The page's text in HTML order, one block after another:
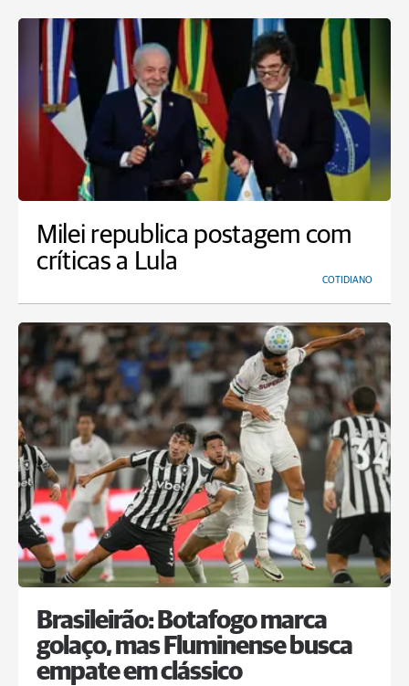
Milei republica postagem com
críticas a Lula
COTIDIANO
Brasileirão: Botafogo marca
golaço, mas Fluminense busca
empate em clássico